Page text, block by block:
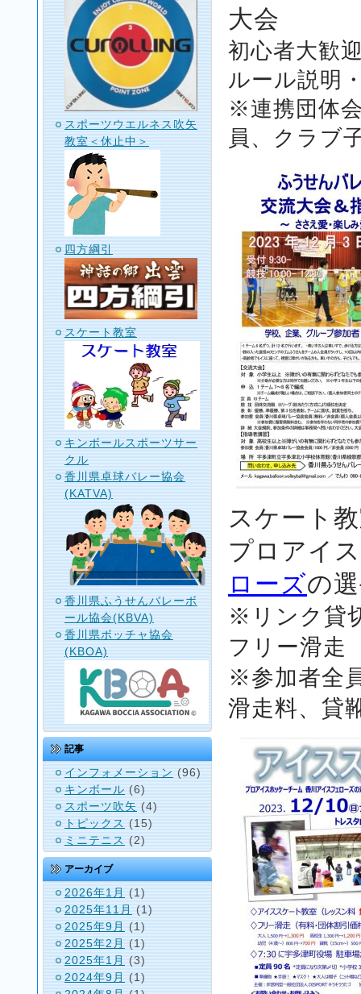
スポーツウエルネス吹矢
教室＜休止中＞
四方綱引
スケート教室
キンボールスポーツサー
クル
香川県卓球バレー協会
(KATVA)
香川県ふうせんバレーボ
ール協会(KBVA)
香川県ボッチャ協会
(KBOA)
記事
インフォメーション (96)
キンボール (6)
スポーツ吹矢 (4)
トピックス (15)
ミニテニス (2)
アーカイブ
2026年1月
(1)
2025年11月 (1)
2025年9月 (1)
2025年2月
(1)
2025年1月
(3)
2024年9月 (1)
大会
初心者大歓
ルール説明
※連携団体
員、クラブ
スケート
プロアイ
ローズの
※リンク貸
フリー滑走
※参加者全
滑走料、貸